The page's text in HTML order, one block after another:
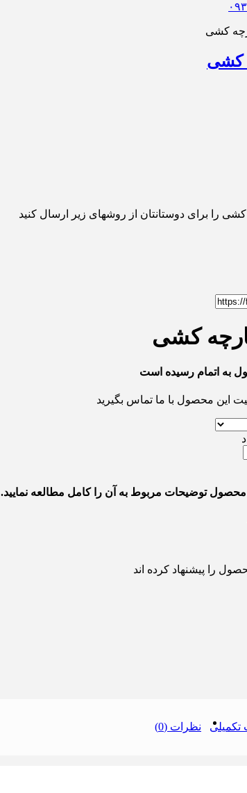
کشی
کشی
را برای دوستانتان از روشهای زیر ارسال کنید
کشی
به اتمام رسیده است
این محصول با ما تماس بگیرید
محصول توضیحات مربوط به آن را کامل مطالعه نمایید.
تکمیلی نظرات (0)